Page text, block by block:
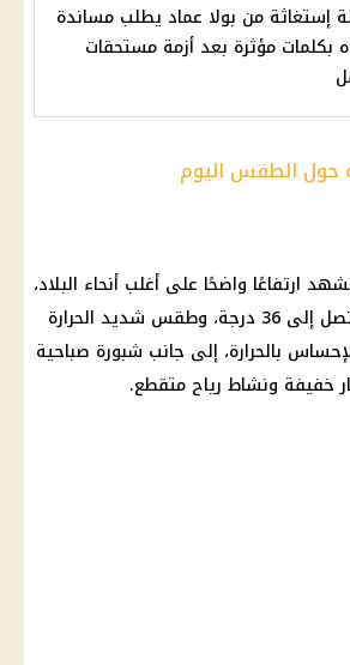
إستغاثة من بولا عماد يطلب مساندة
بكلمات مؤثرة بعد أزمة مستحقات
حول الطقس اليوم
ارتفاعًا واضحًا على أغلب أنحاء البلاد،
مع عظمى بالقاهرة تصل إلى 36 درجة، وطقس شديد الحرارة
بالحرارة، إلى جانب شبورة صباحية
خفيفة ونشاط رياح متقطع.